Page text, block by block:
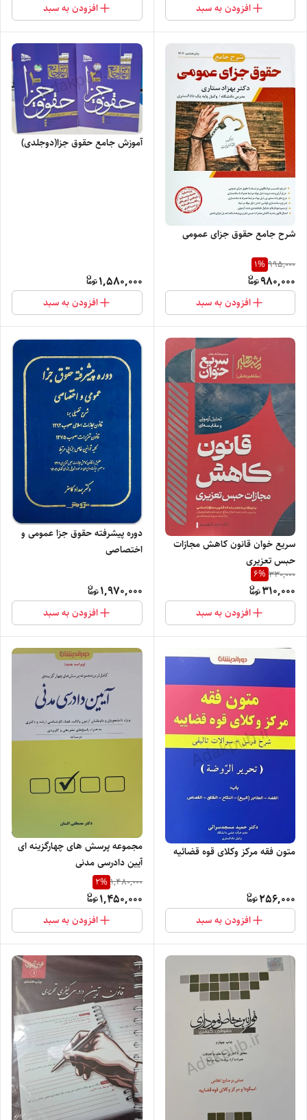
افزودن به سبد افزودن به سبد
شرح جامع حقوق جزای عمومی
995,000
1%
980,000
افزودن به سبد
آموزش جامع حقوق جزا(دوجلدی)
1,580,000
افزودن به سبد
سریع خوان قانون کاهش مجازات
حبس تعزیری
330,000
6%
310,000
افزودن به سبد
دوره پیشرفته حقوق جزا عمومی و
اختصاصی
1,970,000
افزودن به سبد
متون فقه مرکز وکلای قوه قضائیه
256,000
افزودن به سبد
مجموعه پرسش های چهارگزینه ای
آیین دادرسی مدنی
1,480,000
2%
1,450,000
افزودن به سبد